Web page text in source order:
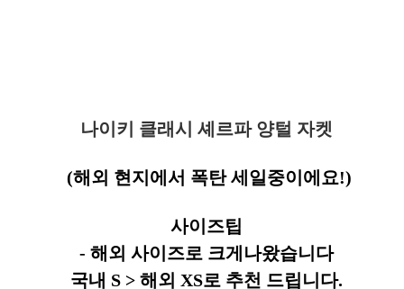
나이키 클래시 셰르파 양털 자켓
(해외 현지에서 폭탄 세일중이에요!)
사이즈팁
- 해외 사이즈로 크게나왔습니다
국내 S > 해외 XS로 추천 드립니다.